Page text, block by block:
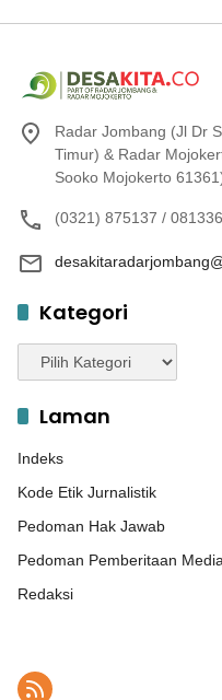
Radar Jombang (Jl Dr
Timur) & Radar
Sooko Mojokerto
(0321) 875137 /
Kategori
Kategori
Laman
Indeks
Kode Etik Jurnalistik
Pedoman Hak Jawab
Pedoman Pemberitaan
Redaksi